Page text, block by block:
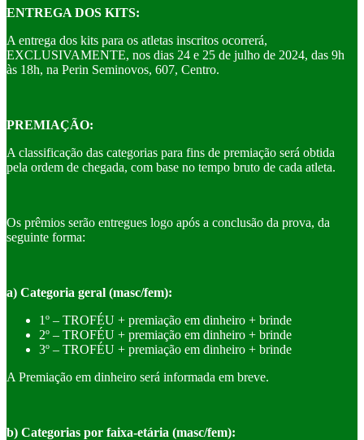
ENTREGA DOS KITS:
A entrega dos kits para os atletas inscritos ocorrerá,
EXCLUSIVAMENTE, nos dias 24 e 25 de julho de 2024, das 9h
às 18h, na Perin Seminovos, 607, Centro.
PREMIAÇÃO:
A classificação das categorias para fins de premiação será obtida
pela ordem de chegada, com base no tempo bruto de cada atleta.
Os prêmios serão entregues logo após a conclusão da prova, da
seguinte forma:
a) Categoria geral (masc/fem):
1º – TROFÉU + premiação em dinheiro + brinde
2º – TROFÉU + premiação em dinheiro + brinde
3º – TROFÉU + premiação em dinheiro + brinde
A Premiação em dinheiro será informada em breve.
b) Categorias por faixa-etária (masc/fem):